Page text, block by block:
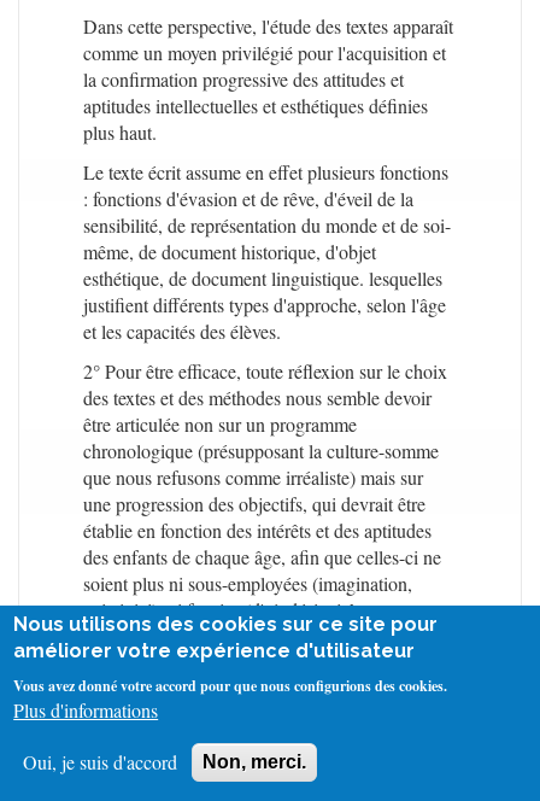
Dans cette perspective, l'étude des textes apparaît
comme un moyen privilégié pour l'acquisition et
la confirmation progressive des attitudes et
aptitudes intellectuelles et esthétiques définies
plus haut.
Le texte écrit assume en effet plusieurs fonctions
: fonctions d'évasion et de rêve, d'éveil de la
sensibilité, de représentation du monde et de soi-
même, de document historique, d'objet
esthétique, de document linguistique. lesquelles
justifient différents types d'approche, selon l'âge
et les capacités des élèves.
2° Pour être efficace, toute réflexion sur le choix
des textes et des méthodes nous semble devoir
être articulée non sur un programme
chronologique (présupposant la culture-somme
que nous refusons comme irréaliste) mais sur
une progression des objectifs, qui devrait être
établie en fonction des intérêts et des aptitudes
des enfants de chaque âge, afin que celles-ci ne
soient plus ni sous-employées (imagination,
créativité), ni forcées (d'où désintérêt et
blocages).
Nous proposons donc des suggestions pour
l'établissement d'une telle progression, à partir de
études psycho-génétiques (auxquelles seraient
associés des enseignants) établissent dans un
Nous utilisons des cookies sur ce site pour
améliorer votre expérience d'utilisateur
Vous avez donné votre accord pour que nous configurions des cookies.
Plus d'informations
Oui, je suis d'accord Non, merci.